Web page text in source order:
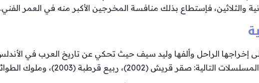
والثلاثين، فإستطاع بذلك منافسة المخرجين الأكبر منه في العمر الفني.
الراحل وألفها وليد سيف حيث تحكي عن تاريخ العرب في الأندلس
قريش (2002)، ربيع قرطبة (2003)، وملوك الطوائف (2005).